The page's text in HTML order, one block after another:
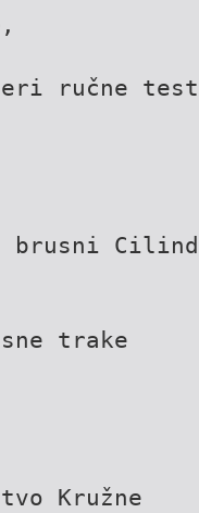
ručne
brusni
trake
Kružne